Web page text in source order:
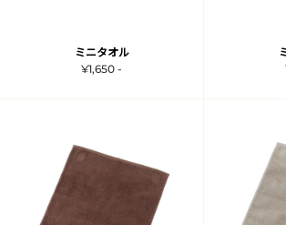
ミニタオル
¥1,650 -